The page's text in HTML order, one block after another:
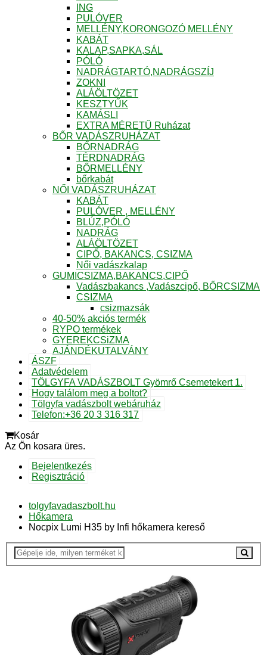
ING
PULÓVER
MELLÉNY,KORONGOZÓ MELLÉNY
KABÁT
KALAP,SAPKA,SÁL
PÓLÓ
NADRÁGTARTÓ,NADRÁGSZÍJ
ZOKNI
ALÁÖLTÖZET
KESZTYŰK
KAMÁSLI
EXTRA MÉRETŰ Ruházat
BŐR VADÁSZRUHÁZAT
BŐRNADRÁG
TÉRDNADRÁG
BŐRMELLÉNY
bőrkabát
NŐI VADÁSZRUHÁZAT
KABÁT
PULÓVER , MELLÉNY
BLÚZ,PÓLÓ
NADRÁG
ALÁÖLTÖZET
CIPŐ, BAKANCS, CSIZMA
Női vadászkalap
GUMICSIZMA,BAKANCS,CIPŐ
Vadászbakancs ,Vadászcipő, BŐRCSIZMA
CSIZMA
csizmazsák
40-50% akciós termék
RYPO termékek
GYEREKCSiZMA
AJÁNDÉKUTALVÁNY
ÁSZF
Adatvédelem
TÖLGYFA VADÁSZBOLT Gyömrő Csemetekert 1.
Hogy találom meg a boltot?
Tölgyfa vadászbolt webáruház
Telefon:+36 20 3 316 317
Kosár
Az Ön kosara üres.
Bejelentkezés
Regisztráció
tolgyfavadaszbolt.hu
Hőkamera
Nocpix Lumi H35 by Infi hőkamera kereső